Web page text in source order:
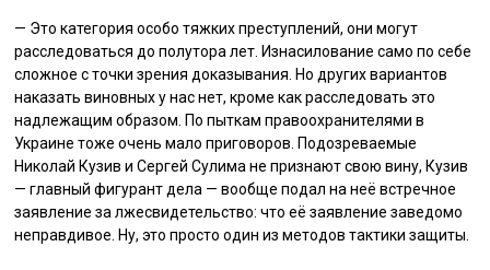
— Это категория особо тяжких преступлений, они могут
расследоваться до полутора лет. Изнасилование само по себе
сложное с точки зрения доказывания. Но других вариантов
наказать виновных у нас нет, кроме как расследовать это
надлежащим образом. По пыткам правоохранителями в
Украине тоже очень мало приговоров. Подозреваемые
Николай Кузив и Сергей Сулима не признают свою вину, Кузив
— главный фигурант дела — вообще подал на неё встречное
заявление за лжесвидетельство: что её заявление заведомо
неправдивое. Ну, это просто один из методов тактики защиты.